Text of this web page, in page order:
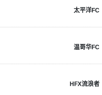
太平洋FC
温哥华FC
HFX流浪者